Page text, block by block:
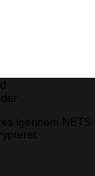
igennem